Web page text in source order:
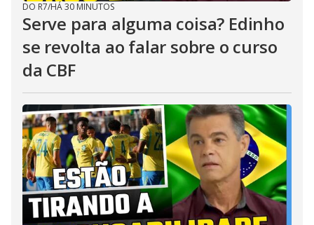
DO R7/HÁ 30 MINUTOS
Serve para alguma coisa? Edinho
se revolta ao falar sobre o curso
da CBF